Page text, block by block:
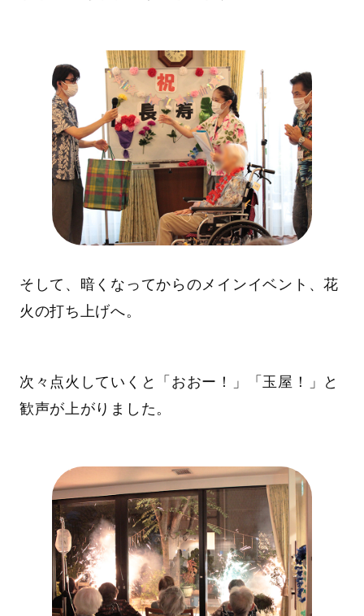
そして、暗くなってからのメインイベント、花
火の打ち上げへ。
次々点火していくと「おおー！」「玉屋！」と
歓声が上がりました。